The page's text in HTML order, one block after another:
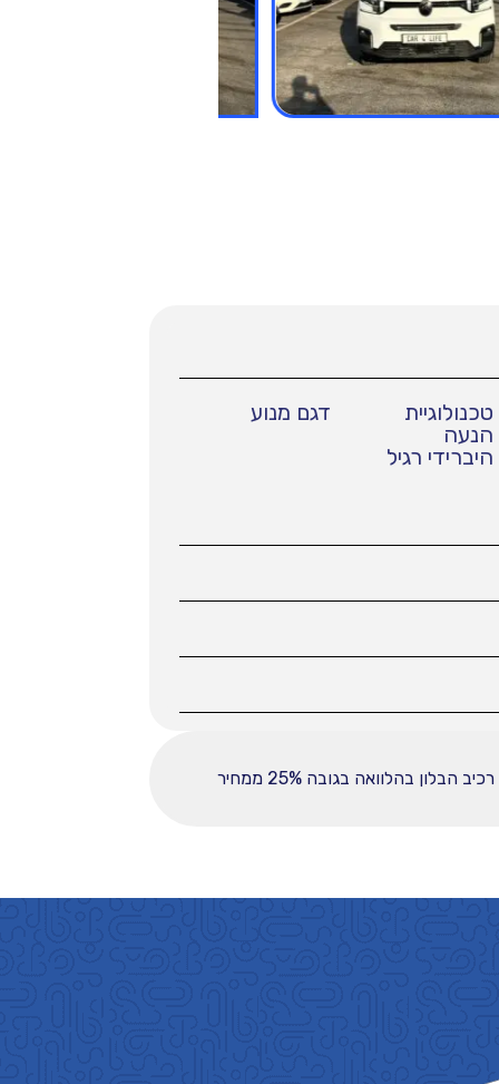
טכנולוגיית
הנעה
היברידי רגיל
דגם מנוע
ההחזר החודשי לחודש המפורט לעיל מבוסס על עסקה הכוללת מקדמה בסך 37225, ובפריסה ל-60 תשלומים. רכיב הבלון בהלוואה בגובה 25% ממחיר